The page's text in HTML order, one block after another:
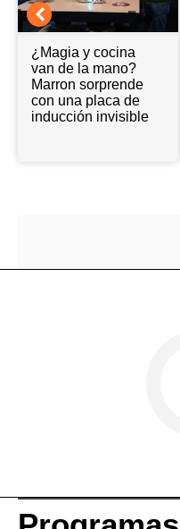
¿Magia y cocina
van de la mano?
Marron sorprende
con una placa de
inducción invisible